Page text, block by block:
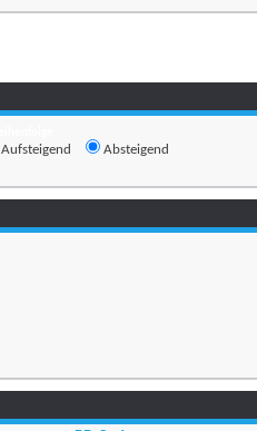
Aufsteigend Absteigend